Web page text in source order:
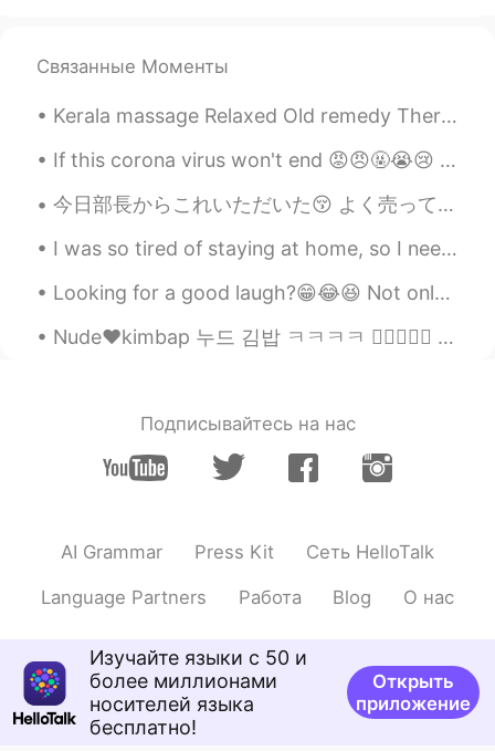
Mana
美味しそうですね😋😋タピオカでできてる
んですか？？
モヒト 2020.03.30 13:57
🤤
Связанные Моменты
Kerala massage Relaxed Old remedy Therapy massage ☺️😉🤤✌🏻👍🏻❤️💆💜 I found this cute puppy at mass...
If this corona virus won't end 😡😠🤬😭😢 I will go yo Himalayas and become monk 🤔🙄😐 lol 🏔️🏞️😁😉 ...
今日部長からこれいただいた😚 よく売ってるけど、今日初めて食べたwww 美味しかった😍 量が多すぎて、お腹いっぱいになった🤣 普段は、私が二回食べれる量😝 家だったら、半分食べて、また冷蔵庫に置く😂
I was so tired of staying at home, so I need a time from this covid situation and want to spend t...
Looking for a good laugh?😁😂😆 Not only does laughter reduce stress, it lowers your blood pressure...
Nude❤️kimbap 누드 김밥 ㅋㅋㅋㅋ 👍🏻✌🏻💜 김밥을 만들어보려고 했는데 김밥이 없었다. 오이김치와 배추김치를 만들었다. 계란말이 고추장😁😂😉😘🍜🍝🍚🍛 ㅋㅋㅋㅋ I...
Подписывайтесь на нас
AI Grammar Press Kit Сеть HelloTalk
Language Partners Работа Blog О нас
Изучайте языки с 50 и
более миллионами
носителей языка
бесплатно!
Открыть
приложение